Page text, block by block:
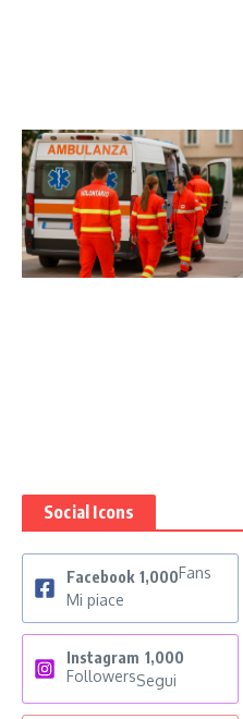
Social Icons
Facebook 1,000Fans
Mi piace
Instagram 1,000
FollowersSegui